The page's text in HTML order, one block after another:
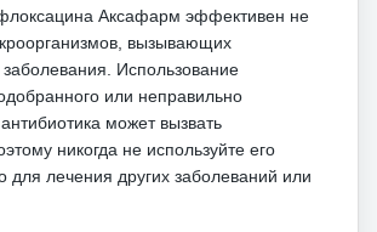
Аксафарм эффективен не
вызывающих
Использование
или неправильно
может вызвать
никогда не используйте его
для лечения других заболеваний или